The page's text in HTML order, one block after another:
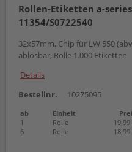
Rollen-Etiketten a-
11354/S0722540
32x57mm, Chip für LW 550
ablösbar, Rolle 1.000 Etiketten
Details
Bestellnr.
10275095
ab Einheit
1
Rolle
19,99
6
Rolle 18,99